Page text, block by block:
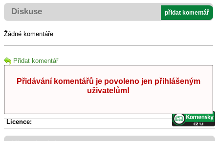
Diskuse přidat komentář
Žádné komentáře
Přidat komentář
Přidávání komentářů je povoleno jen přihlášeným
uživatelům!
Licence: